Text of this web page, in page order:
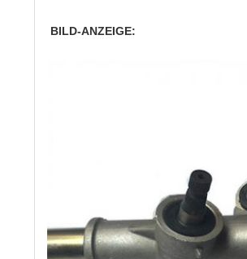
BILD-ANZEIGE: